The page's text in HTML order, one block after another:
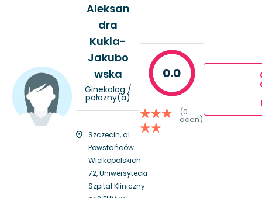
Aleksan
dra
Kukla-
Jakubo
wska
Ginekolog /
położny(a)
Szczecin, al.
Powstańców
Wielkopolskich
72, Uniwersytecki
Szpital Kliniczny
0.0
(0
ocen)